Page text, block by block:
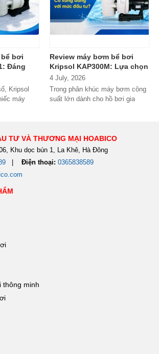
bể bơi
Đáng
thương
Kripsol
máy
Review máy bơm bể bơi
Kripsol KAP300M: Lựa chọn
đáng tiền cho hồ bơi
thương mại?
4 July, 2026
Trong phân khúc máy bơm công
suất lớn dành cho hồ bơi gia
TƯ VÀ THƯƠNG MẠI HOABICO
Khu dọc bún 1, La Khê, Hà Đông
Điện thoại: 0365838589
thông minh